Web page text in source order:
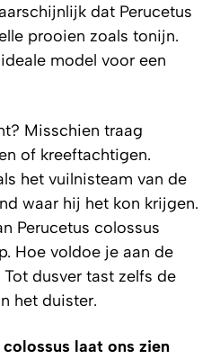
dat Perucetus
prooien zoals tonijn.
model voor een
Misschien traag
of kreeftachtigen.
het vuilnisteam van de
waar hij het kon krijgen.
Perucetus colossus
Hoe voldoe je aan de
Tot dusver tast zelfs de
het duister.
laat ons zien